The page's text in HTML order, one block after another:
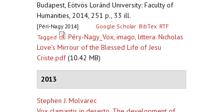
Budapest, Eötvös Loránd University: Faculty of
Humanities, 2014, 251 p., 33 ill.
[Péri-Nagy 2014] Google Scholar BibTex RTF
Tagged
Péry-Nagy_Vox, imago, littera. Nicholas
Love’s Mirrour of the Blessed Life of Jesu
Criste.pdf(10.42 MB)
2013
Stephen J. Molvarec